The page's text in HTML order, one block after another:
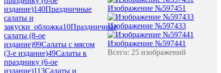
издание)140Праздничные
салаты и
закуски_обложка10Праздничные
салаты (8-ое
издание)99Салаты с мясом
(3-е издание)49Салаты к
празднику (6-ое
издание)113Салаты и
Изображение №597451
Изображение №597433
Изображение №597441
Всего: 25 изображений